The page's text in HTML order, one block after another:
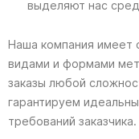
выделяют нас
Наша компания имеет
видами и формами
заказы любой
гарантируем
требований заказчика.